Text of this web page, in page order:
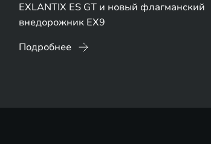
EXLANTIX ES GT и новый флагманский
внедорожник EX9
Подробнее